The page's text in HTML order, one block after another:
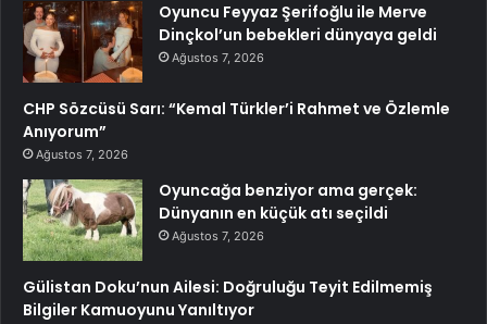
Oyuncu Feyyaz Şerifoğlu ile Merve
Dinçkol’un bebekleri dünyaya geldi
Ağustos 7, 2026
CHP Sözcüsü Sarı: “Kemal Türkler’i Rahmet ve Özlemle
Anıyorum”
Ağustos 7, 2026
Oyuncağa benziyor ama gerçek:
Dünyanın en küçük atı seçildi
Ağustos 7, 2026
Gülistan Doku’nun Ailesi: Doğruluğu Teyit Edilmemiş
Bilgiler Kamuoyunu Yanıltıyor